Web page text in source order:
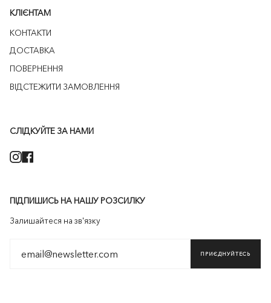
КЛІЄНТАМ
КОНТАКТИ
ДОСТАВКА
ПОВЕРНЕННЯ
ВІДСТЕЖИТИ ЗАМОВЛЕННЯ
СЛІДКУЙТЕ ЗА НАМИ
Instagram
ПІДПИШИСЬ НА НАШУ РОЗСИЛКУ
Залишайтеся на зв'язку
ПРИЄДНУЙТЕСЬ